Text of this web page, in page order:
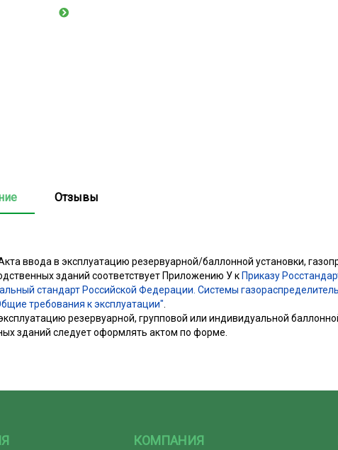
Отзывы
ввода в эксплуатацию резервуарной/баллонной установки,
зданий соответствует Приложению У кПриказу
стандарт Российской Федерации. Системы
требования к эксплуатации"
резервуарной, групповой или индивидуальной
зданий следует оформлять актом по форме.
КОМПАНИЯ